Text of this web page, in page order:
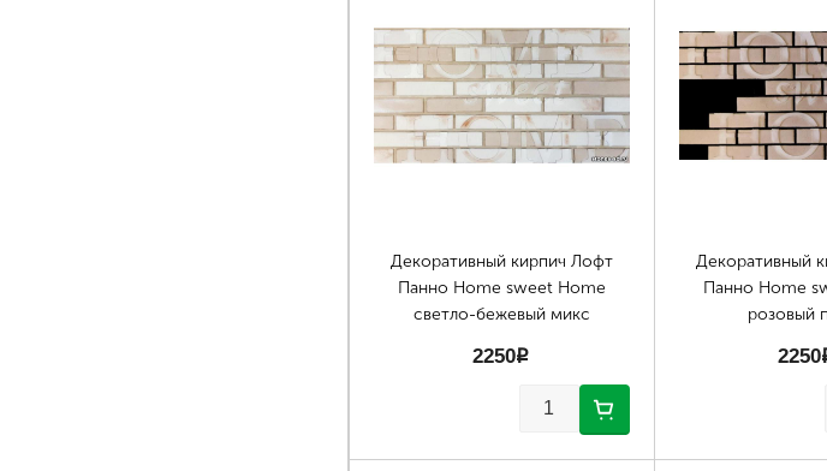
Декоративный кирпич Лофт
Панно Home sweet Home
светло-бежевый микс
2250p
Декоративный
Панно Home
розовый
2250